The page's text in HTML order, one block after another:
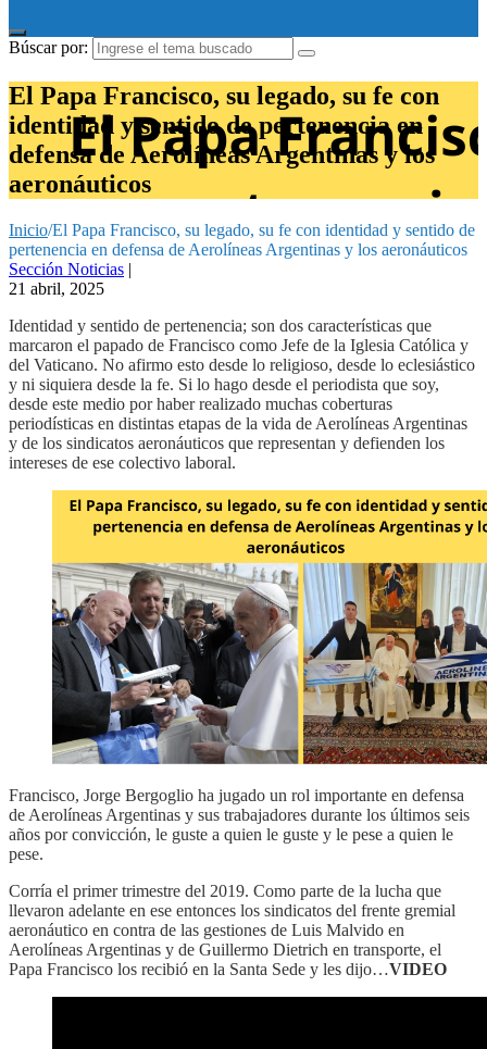
Búscar por:
El Papa Francisco, su legado, su fe con
identidad y sentido de pertenencia en
defensa de Aerolíneas Argentinas y los
aeronáuticos
Inicio/El Papa Francisco, su legado, su fe con identidad y sentido de
pertenencia en defensa de Aerolíneas Argentinas y los aeronáuticos
Sección Noticias |
21 abril, 2025
Identidad y sentido de pertenencia; son dos características que
marcaron el papado de Francisco como Jefe de la Iglesia Católica y
del Vaticano. No afirmo esto desde lo religioso, desde lo eclesiástico
y ni siquiera desde la fe. Si lo hago desde el periodista que soy,
desde este medio por haber realizado muchas coberturas
periodísticas en distintas etapas de la vida de Aerolíneas Argentinas
y de los sindicatos aeronáuticos que representan y defienden los
intereses de ese colectivo laboral.
Francisco, Jorge Bergoglio ha jugado un rol importante en defensa
de Aerolíneas Argentinas y sus trabajadores durante los últimos seis
años por convicción, le guste a quien le guste y le pese a quien le
pese.
Corría el primer trimestre del 2019. Como parte de la lucha que
llevaron adelante en ese entonces los sindicatos del frente gremial
aeronáutico en contra de las gestiones de Luis Malvido en
Aerolíneas Argentinas y de Guillermo Dietrich en transporte, el
Papa Francisco los recibió en la Santa Sede y les dijo…VIDEO